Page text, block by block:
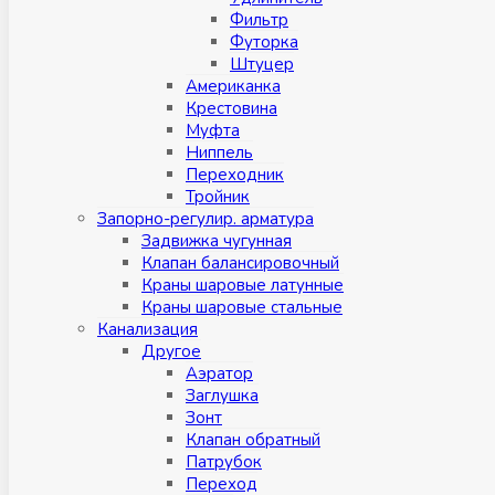
Фильтр
Футорка
Штуцер
Американка
Крестовина
Муфта
Ниппель
Переходник
Тройник
Запорно-регулир. арматура
Задвижка чугунная
Клапан балансировочный
Краны шаровые латунные
Краны шаровые стальные
Канализация
Другое
Аэратор
Заглушкa
Зонт
Клапан обратный
Патрубок
Переход